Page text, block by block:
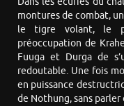
montures de combat,
le tigre volant, le
préoccupation de
Fuuga et Durga de
redoutable. Une fois
en puissance
de Nothung, sans